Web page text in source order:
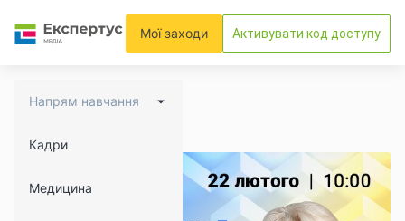
Мої заходи Активувати код доступу
Напрям навчання
Кадри
Медицина